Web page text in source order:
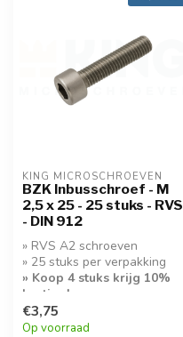
KING MICROSCHROEVEN
BZK Inbusschroef - M
2,5 x 25 - 25 stuks - RVS
- DIN 912
» RVS A2 schroeven
» 25 stuks per verpakking
» Koop 4 stuks krijg 10%
korting!
€3,75
Op voorraad